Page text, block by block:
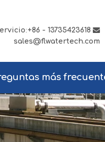
:+86 - 13735423618 
sales@flwatertech.com
más